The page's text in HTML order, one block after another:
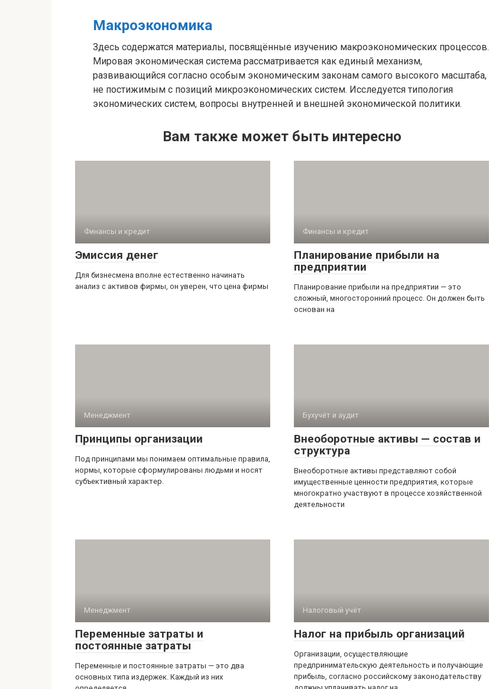
Макроэкономика
Здесь содержатся материалы, посвящённые изучению макроэкономических процессов.
Мировая экономическая система рассматривается как единый механизм,
развивающийся согласно особым экономическим законам самого высокого масштаба,
не постижимым с позиций микроэкономических систем. Исследуется типология
экономических систем, вопросы внутренней и внешней экономической политики.
Вам также может быть интересно
Финансы и кредит
Эмиссия денег
Для бизнесмена вполне естественно начинать
анализ с активов фирмы, он уверен, что цена фирмы
Финансы и кредит
Планирование прибыли на
предприятии
Планирование прибыли на предприятии — это
сложный, многосторонний процесс. Он должен быть
основан на
Менеджмент
Принципы организации
Под принципами мы понимаем оптимальные правила,
нормы, которые сформулированы людьми и носят
субъективный характер.
Бухучёт и аудит
Внеоборотные активы — состав и
структура
Внеоборотные активы представляют собой
имущественные ценности предприятия, которые
многократно участвуют в процессе хозяйственной
деятельности
Менеджмент
Переменные затраты и
постоянные затраты
Переменные и постоянные затраты — это два
основных типа издержек. Каждый из них
Налоговый учёт
Налог на прибыль организаций
Организации, осуществляющие
предпринимательскую деятельность и получающие
прибыль, согласно российскому законодательству